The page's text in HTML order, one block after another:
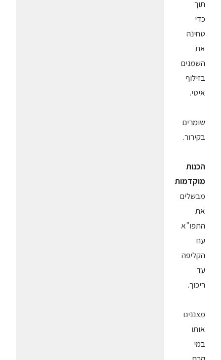
תוך
כדי
טחינה
את
השמנים
בזילוף
איטי.
שומרים
בקירור.
הכנות
מוקדמות
מבשלים
את
התפו"א
עם
הקליפה
עד
ריכוך.
מצננים
אותו
במי